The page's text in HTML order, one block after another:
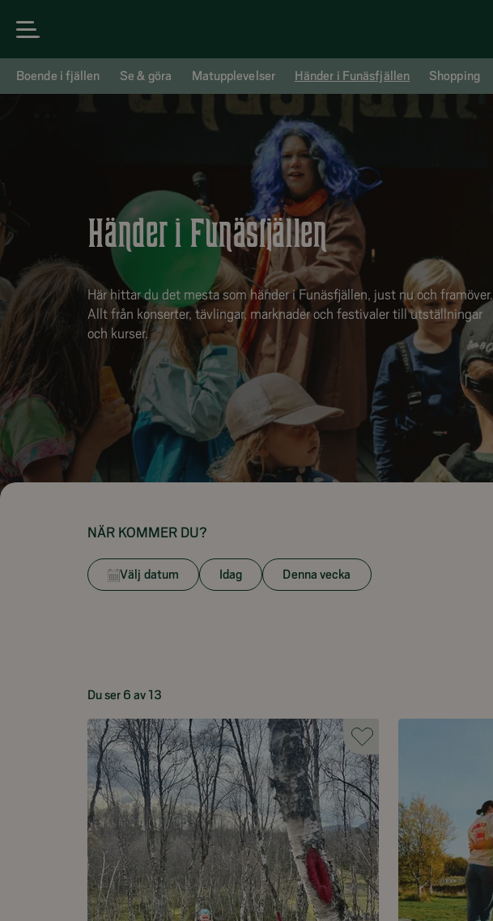
Boende i fjällen Se & göra Matupplevelser Händer i Funäsfjällen Shopping
Händer i Funäsfjällen
Här hittar du det mesta som händer i Funäsfjällen, just nu och framöver.
Allt från konserter, tävlingar, marknader och festivaler till utställningar
och kurser.
NÄR KOMMER DU?
Välj datum Idag Denna vecka
Du ser 6 av 13